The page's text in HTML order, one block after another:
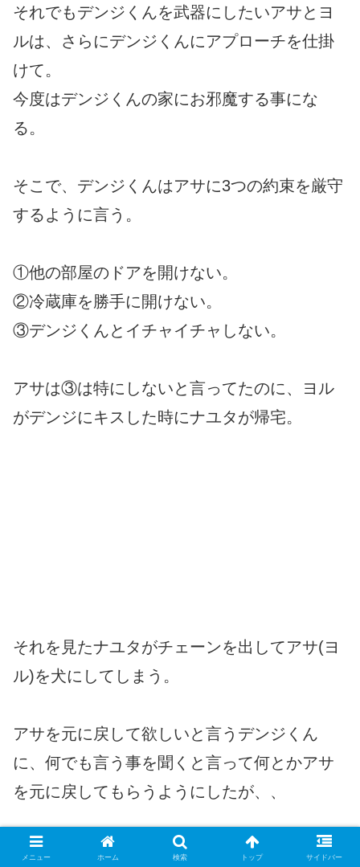
それでもデンジくんを武器にしたいアサとヨ
ルは、さらにデンジくんにアプローチを仕掛
けて。
今度はデンジくんの家にお邪魔する事にな
る。
そこで、デンジくんはアサに3つの約束を厳守
するように言う。
①他の部屋のドアを開けない。
②冷蔵庫を勝手に開けない。
③デンジくんとイチャイチャしない。
アサは③は特にしないと言ってたのに、ヨル
がデンジにキスした時にナユタが帰宅。
それを見たナユタがチェーンを出してアサ(ヨ
ル)を犬にしてしまう。
アサを元に戻して欲しいと言うデンジくん
に、何でも言う事を聞くと言って何とかアサ
を元に戻してもらうようにしたが、、
ナユタは今後、アサと仲良くするなと言う。
メニュー ホーム 検索 トップ サイドバー